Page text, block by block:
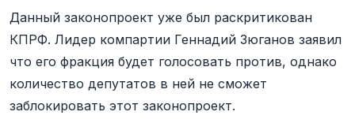
Данный законопроект уже был раскритикован
КПРФ. Лидер компартии Геннадий Зюганов заявил
что его фракция будет голосовать против, однако
количество депутатов в ней не сможет
заблокировать этот законопроект.